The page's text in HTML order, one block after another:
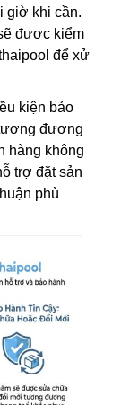
giờ khi cần.
được kiểm
để xử
kiện bảo
đương
hàng không
trợ đặt sản
phù